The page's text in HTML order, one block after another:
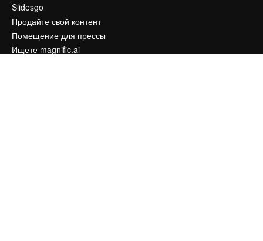
Slidesgo
Продайте свой контент
Помещение для прессы
Ищете magnific.ai